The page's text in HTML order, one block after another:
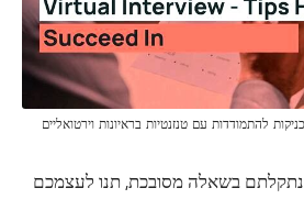
להתמודדות עם טנזנטיות בראיונות וירטואליים
בשאלה מסובכת, תנו לעצמכם